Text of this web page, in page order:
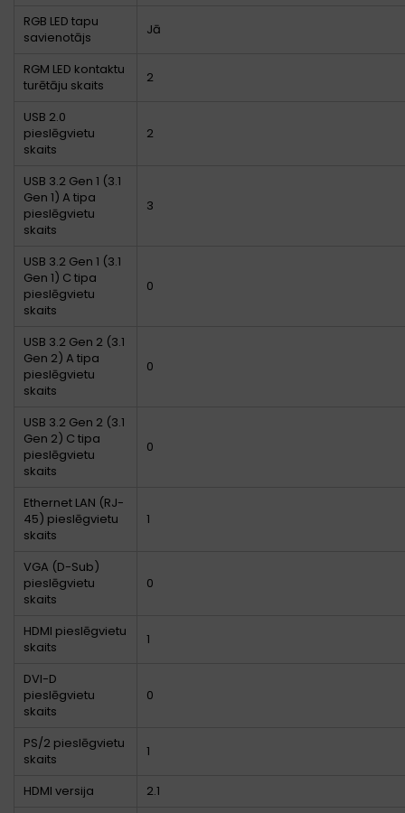
RGB LED tapu
savienotājs
Jā
RGM LED kontaktu
turētāju skaits
2
USB 2.0
pieslēgvietu
skaits
2
USB 3.2 Gen 1 (3.1
Gen 1) A tipa
pieslēgvietu
skaits
3
USB 3.2 Gen 1 (3.1
Gen 1) C tipa
pieslēgvietu
skaits
0
USB 3.2 Gen 2 (3.1
Gen 2) A tipa
pieslēgvietu
skaits
0
USB 3.2 Gen 2 (3.1
Gen 2) C tipa
pieslēgvietu
skaits
0
Ethernet LAN (RJ-
45) pieslēgvietu
skaits
1
VGA (D-Sub)
pieslēgvietu
skaits
0
HDMI pieslēgvietu
skaits
1
DVI-D
pieslēgvietu
skaits
0
PS/2 pieslēgvietu
skaits
1
HDMI versija
2.1